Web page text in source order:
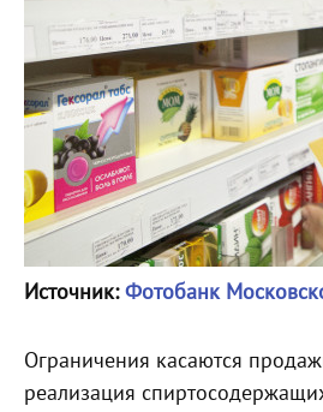
Источник:Фотобанк
Ограничения касаются
реализация